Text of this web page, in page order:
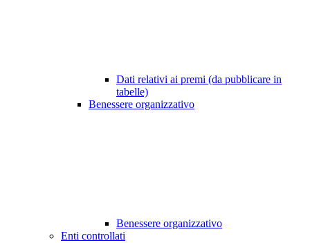
Dati relativi ai premi (da pubblicare in
tabelle)
Benessere organizzativo
Benessere organizzativo
Enti controllati